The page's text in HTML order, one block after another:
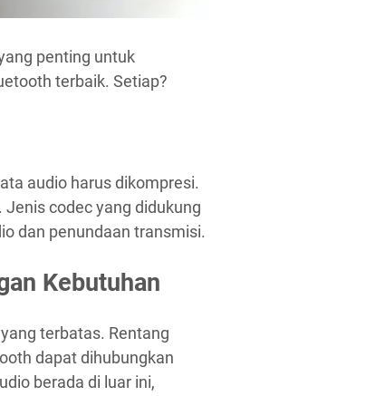
penting untuk
terbaik. Setiap?
audio harus dikompresi.
codec yang didukung
dan penundaan transmisi.
Kebutuhan
terbatas. Rentang
dapat dihubungkan
berada di luar ini,